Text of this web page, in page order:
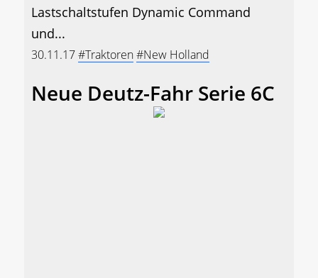
Lastschaltstufen Dynamic Command
und...
30.11.17#Traktoren#New Holland
Neue Deutz-Fahr Serie 6C